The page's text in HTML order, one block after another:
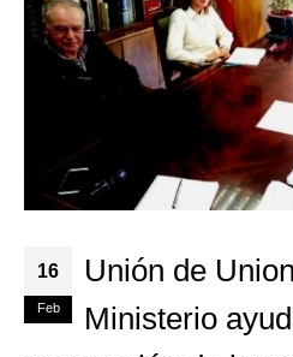
16
Feb
Unión de
Ministerio